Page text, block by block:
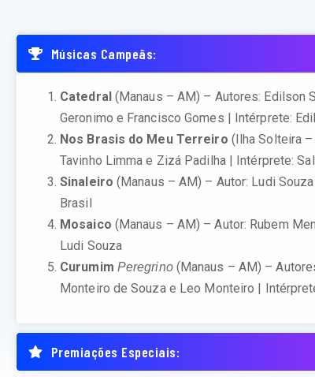
Músicas Campeãs:
Catedral (Manaus – AM) – Autores: Edilson
Geronimo e Francisco Gomes | Intérprete:
Nos Brasis do Meu Terreiro (Ilha Solteira
Tavinho Limma e Zizá Padilha | Intérprete:
Sinaleiro (Manaus – AM) – Autor: Ludi
Brasil
Mosaico (Manaus – AM) – Autor: Rubem
Ludi Souza
Curumim Peregrino(Manaus – AM) –
Monteiro de Souza e Leo Monteiro |
Premiações Especiais: